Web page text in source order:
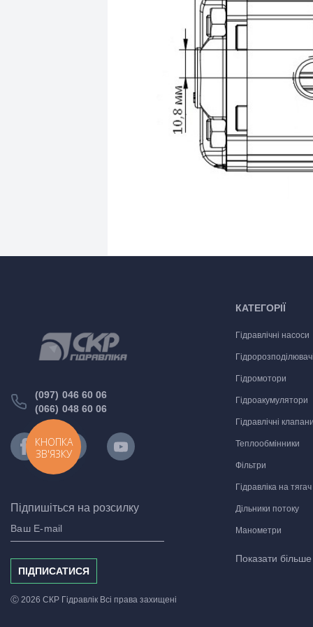
(097) 046 60 06
(066) 048 60 06
Підпишіться на розсилку
ПІДПИСАТИСЯ
КАТЕГОРІЇ
Гідравлічні насоси
Гідромотори
Гідроакумулятори
Гідравлічні
Теплообмінники
Фільтри
Гідравліка на тягач
Дільники потоку
Манометри
Показати
Ⓒ 2026 СКР Гідравлік Всі права захищені
КНОПКА
ЗВ'ЯЗКУ